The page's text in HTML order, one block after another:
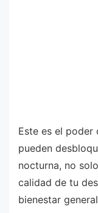
Este es el poder
pueden
nocturna, no
calidad de tu
bienestar